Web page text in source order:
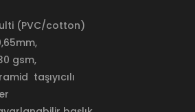
(PVC/cotton)
gsm,
taşıyıcılı